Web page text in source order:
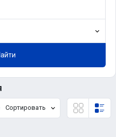
Сортировать